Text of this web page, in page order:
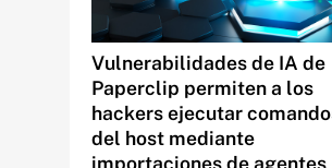
Vulnerabilidades de IA de
Paperclip permiten a los
hackers ejecutar
del host mediante
importaciones de agentes